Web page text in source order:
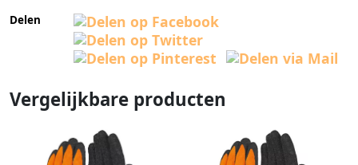
Delen
Vergelijkbare producten